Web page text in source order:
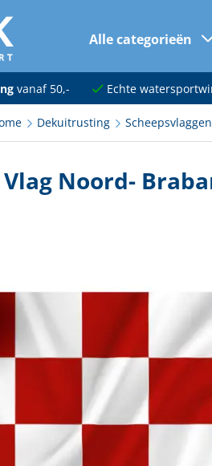
Alle categorieën
en verf
kombuis
en dekbeslag
vanaf 50,- Echte
Dekuitrusting Scheepsvlaggen
Noord-